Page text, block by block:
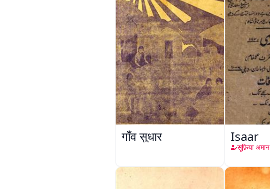
गाँव सुधार Isaar
सूफ़िया अमान